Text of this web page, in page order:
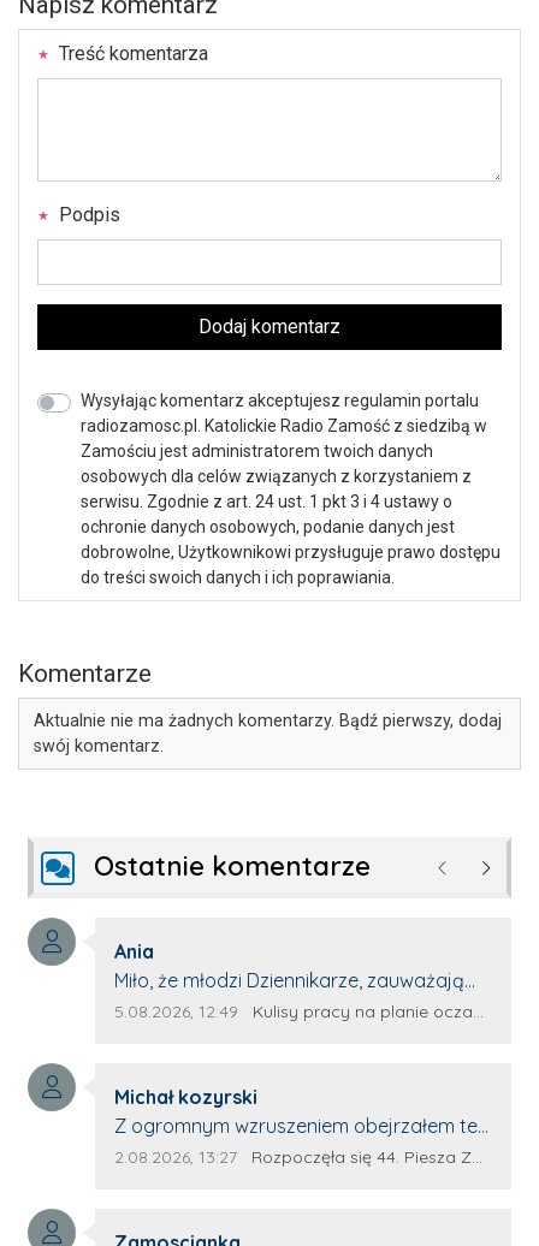
Treść komentarza
Podpis
Dodaj komentarz
Wysyłając komentarz akceptujesz regulamin portalu
radiozamosc.pl. Katolickie Radio Zamość z siedzibą w
Zamościu jest administratorem twoich danych
osobowych dla celów związanych z korzystaniem z
serwisu. Zgodnie z art. 24 ust. 1 pkt 3 i 4 ustawy o
ochronie danych osobowych, podanie danych jest
dobrowolne, Użytkownikowi przysługuje prawo dostępu
do treści swoich danych i ich poprawiania.
Komentarze
Aktualnie nie ma żadnych komentarzy. Bądź pierwszy, dodaj
swój komentarz.
Ostatnie komentarze Poprzednie
Autor komentarza:
Ania
Treść komentarza:
Miło, że młodzi Dziennikarze, zauważają
młode talenty, które dopiero wkraczają
z nim wywiad, który przeprowadzi Pan
Artur.
Data dodania komentarza:
5.08.2026, 12:49 Źródło komentarza:
Kulisy pracy na planie oczami młodego filmowca
Autor komentarza:
Michał kozyrski
Treść komentarza:
Z ogromnym wzruszeniem obejrzałem ten
materiał. ❤️ Jestem naprawdę dumny z
Data dodania komentarza:
2.08.2026, 13:27 Źródło komentarza:
Rozpoczęła się 44. Piesza Zamojsko-Lubaczowska Pielgrzymka na Jasną Górę!